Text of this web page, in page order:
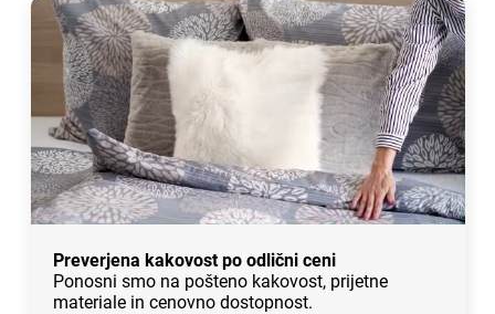
Preverjena kakovost po odlični ceni
Ponosni smo na pošteno kakovost, prijetne
materiale in cenovno dostopnost.